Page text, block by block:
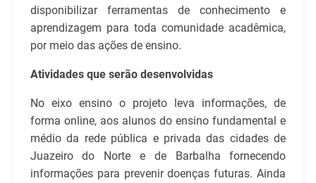
disponibilizar ferramentas de conhecimento e
aprendizagem para toda comunidade acadêmica,
por meio das ações de ensino.
Atividades que serão desenvolvidas
No eixo ensino o projeto leva informações, de
forma online, aos alunos do ensino fundamental e
médio da rede pública e privada das cidades de
Juazeiro do Norte e de Barbalha fornecendo
informações para prevenir doenças futuras. Ainda